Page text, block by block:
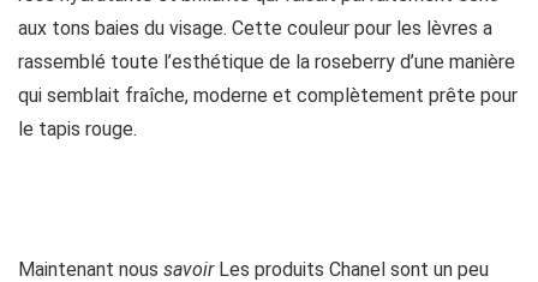
aux tons baies du visage. Cette couleur pour les lèvres a
rassemblé toute l’esthétique de la roseberry d’une manière
qui semblait fraîche, moderne et complètement prête pour
le tapis rouge.
Maintenant nous savoirLes produits Chanel sont un peu